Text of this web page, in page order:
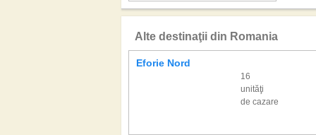
Alte destinaţii din Romania
Eforie Nord
16
unităţi
de cazare